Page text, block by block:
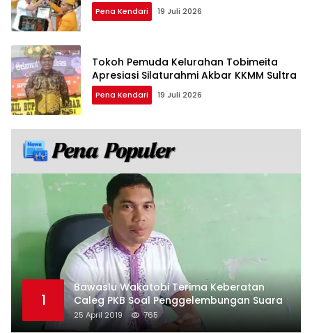
Pena Kendari 19 Juli 2026
Tokoh Pemuda Kelurahan Tobimeita
Apresiasi Silaturahmi Akbar KKMM Sultra
Pena Kendari 19 Juli 2026
1
Bawaslu Wakatobi Terima Keberatan
Caleg PKB Soal Penggelembungan Suara
25 April 2019 765